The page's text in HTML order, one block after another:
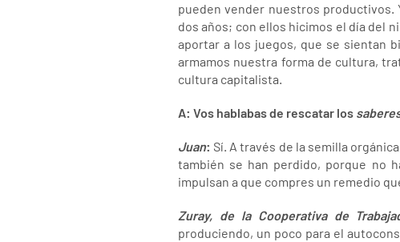
pueden vender nuestros productivos.
dos años; con ellos hicimos el día del
aportar a los juegos, que se sientan
armamos nuestra forma de cultura,
cultura capitalista.
A: Vos hablabas de rescatar los
Juan: Sí. A través de la semilla
también se han perdido, porque no
impulsan a que compres un remedio
Zuray, de la Cooperativa de
produciendo, un poco para el